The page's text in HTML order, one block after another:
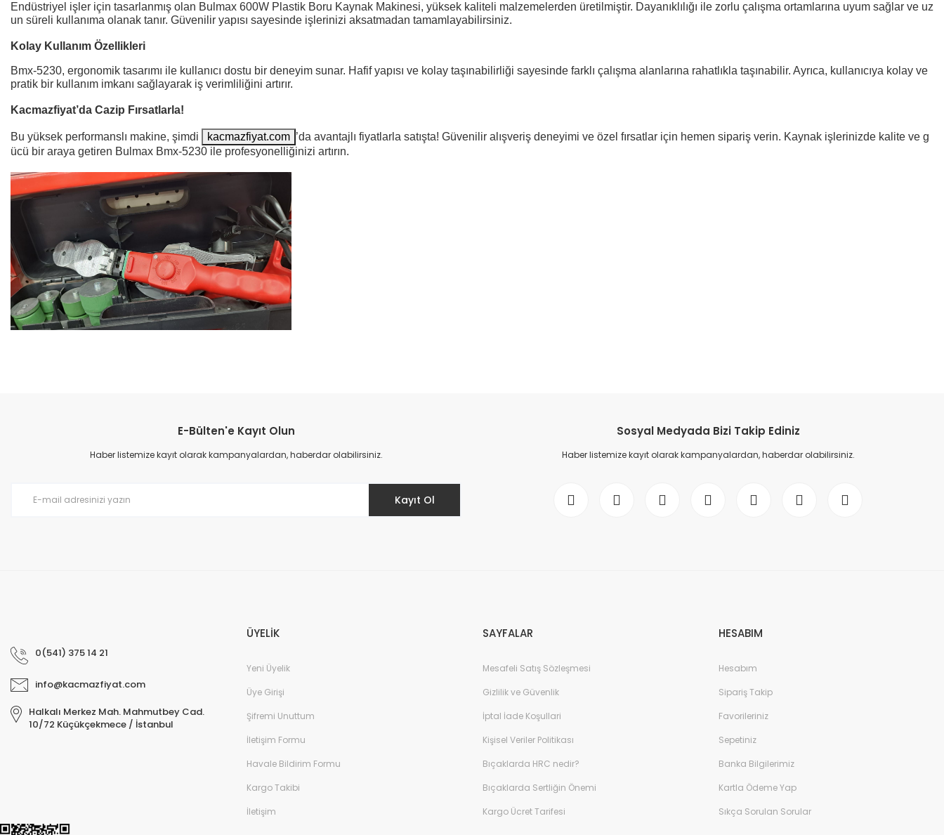
Endüstriyel işler için tasarlanmış olan Bulmax 600W Plastik Boru Kaynak Makinesi, yüksek kaliteli malzemelerden üretilmiştir. Dayanıklılığı ile zorlu çalışma ortamlarına uyum sağlar ve uz
un süreli kullanıma olanak tanır. Güvenilir yapısı sayesinde işlerinizi aksatmadan tamamlayabilirsiniz.
Kolay Kullanım Özellikleri
Bmx-5230, ergonomik tasarımı ile kullanıcı dostu bir deneyim sunar. Hafif yapısı ve kolay taşınabilirliği sayesinde farklı çalışma alanlarına rahatlıkla taşınabilir. Ayrıca, kullanıcıya kolay ve
pratik bir kullanım imkanı sağlayarak iş verimliliğini artırır.
Kacmazfiyat’da Cazip Fırsatlarla!
Bu yüksek performanslı makine, şimdi kacmazfiyat.com ’da avantajlı fiyatlarla satışta! Güvenilir alışveriş deneyimi ve özel fırsatlar için hemen sipariş verin. Kaynak işlerinizde kalite ve g
ücü bir araya getiren Bulmax Bmx-5230 ile profesyonelliğinizi artırın.
Ürün resmi kalitesiz, bozuk veya görüntülenemiyor.
Ürün açıklamasında eksik bilgiler bulunuyor.
E-Bülten'e Kayıt Olun
Haber listemize kayıt olarak kampanyalardan, haberdar olabilirsiniz.
Kayıt Ol
Sosyal Medyada Bizi Takip Ediniz
Haber listemize kayıt olarak kampanyalardan, haberdar olabilirsiniz.
0(541) 375 14 21
info@kacmazfiyat.com
Halkalı Merkez Mah. Mahmutbey Cad.
10/72 Küçükçekmece / İstanbul
ÜYELİK
Yeni Üyelik
Üye Girişi
Şifremi Unuttum
İletişim Formu
Havale Bildirim Formu
Kargo Takibi
İletişim
SAYFALAR
Mesafeli Satış Sözleşmesi
Gizlilik ve Güvenlik
İptal İade Koşullari
Kişisel Veriler Politikası
Bıçaklarda HRC nedir?
Bıçaklarda Sertliğin Önemi
Kargo Ücret Tarifesi
HESABIM
Hesabım
Sipariş Takip
Favorileriniz
Sepetiniz
Banka Bilgilerimiz
Kartla Ödeme Yap
Sıkça Sorulan Sorular